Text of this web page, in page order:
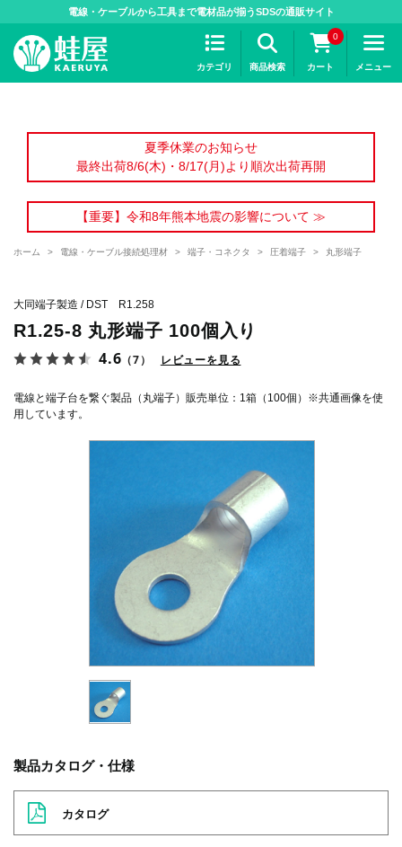
電線・ケーブルから工具まで電材品が揃うSDSの通販サイト
カテゴリ 商品検索
0
カート メニュー
夏季休業のお知らせ
最終出荷8/6(木)・8/17(月)より順次出荷再開
【重要】令和8年熊本地震の影響について ≫
ホーム > 電線・ケーブル接続処理材 > 端子・コネクタ > 圧着端子 > 丸形端子
大同端子製造 / DST R1.258
R1.25-8 丸形端子 100個入り
4.6 （7） レビューを見る
電線と端子台を繋ぐ製品（丸端子）販売単位：1箱（100個）※共通画像を使
用しています。
製品カタログ・仕様
カタログ